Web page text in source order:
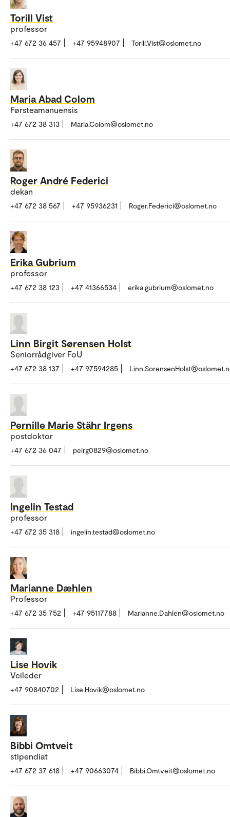
Torill Vist
professor
+47 672 36 457 +47 95948907 Torill.Vist@oslomet.no
Maria Abad Colom
Førsteamanuensis
+47 672 38 313 Maria.Colom@oslomet.no
Roger André Federici
dekan
+47 672 38 567 +47 95936231 Roger.Federici@oslomet.no
Erika Gubrium
professor
+47 672 38 123 +47 41366534 erika.gubrium@oslomet.no
Linn Birgit Sørensen Holst
Seniorrådgiver FoU
+47 672 38 137 +47 97594285
Pernille Marie Stähr Irgens
postdoktor
+47 672 36 047 peirg0829@oslomet.no
Ingelin Testad
professor
+47 672 35 318 ingelin.testad@oslomet.no
Marianne Dæhlen
Professor
+47 672 35 752 +47 95117788 Marianne.Dahlen@oslomet.no
Lise Hovik
Veileder
+47 90840702 Lise.Hovik@oslomet.no
Bibbi Omtveit
stipendiat
+47 672 37 618 +47 90663074 Bibbi.Omtveit@oslomet.no